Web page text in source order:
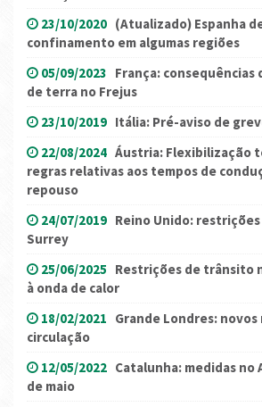
23/10/2020 (Atualizado) Espanha
confinamento em algumas regiões
05/09/2023 França:
de terra no Frejus
23/10/2019 Itália: Pré-aviso de
22/08/2024 Áustria: Flexibilização
regras relativas aos tempos de
repouso
24/07/2019 Reino Unido:
Surrey
25/06/2025 Restrições de trânsito
à onda de calor
18/02/2021 Grande Londres:
circulação
12/05/2022 Catalunha: medidas no
de maio